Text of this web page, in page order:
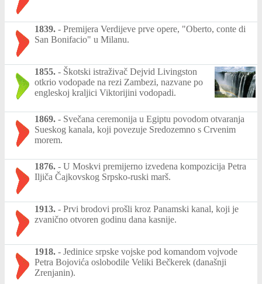
1839. - Premijera Verdijeve prve opere, "Oberto, conte di
San Bonifacio" u Milanu.
1855. - Škotski istraživač Dejvid Livingston
otkrio vodopade na rezi Zambezi, nazvane po
engleskoj kraljici Viktorijini vodopadi.
1869. - Svečana ceremonija u Egiptu povodom otvaranja
Sueskog kanala, koji povezuje Sredozemno s Crvenim
morem.
1876. - U Moskvi premijerno izvedena kompozicija Petra
Iljiča Čajkovskog Srpsko-ruski marš.
1913. - Prvi brodovi prošli kroz Panamski kanal, koji je
zvanično otvoren godinu dana kasnije.
1918. - Jedinice srpske vojske pod komandom vojvode
Petra Bojovića oslobodile Veliki Bečkerek (današnji
Zrenjanin).